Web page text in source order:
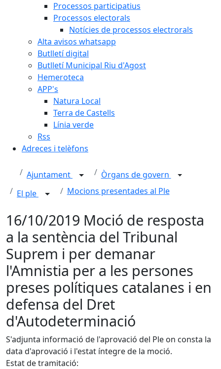
Processos participatius
Processos electorals
Notícies de processos electrorals
Alta avisos whatsapp
Butlletí digital
Butlletí Municipal Riu d'Agost
Hemeroteca
APP's
Natura Local
Terra de Castells
Línia verde
Rss
Adreces i telèfons
Ajuntament
Òrgans de govern
El ple
Mocions presentades al Ple
16/10/2019 Moció de resposta
a la sentència del Tribunal
Suprem i per demanar
l'Amnistia per a les persones
preses polítiques catalanes i en
defensa del Dret
d'Autodeterminació
S'adjunta informació de l'aprovació del Ple on consta la
data d'aprovació i l'estat íntegre de la moció.
Estat de tramitació: